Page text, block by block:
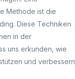
Methode ist die
Diese Techniken
in der
uns erkunden, wie
und verbessern